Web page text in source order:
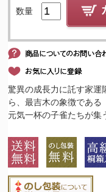
数量
驚異の成長力に託す家運
ら、最吉木の象徴である
元気一杯の子雀たちが集